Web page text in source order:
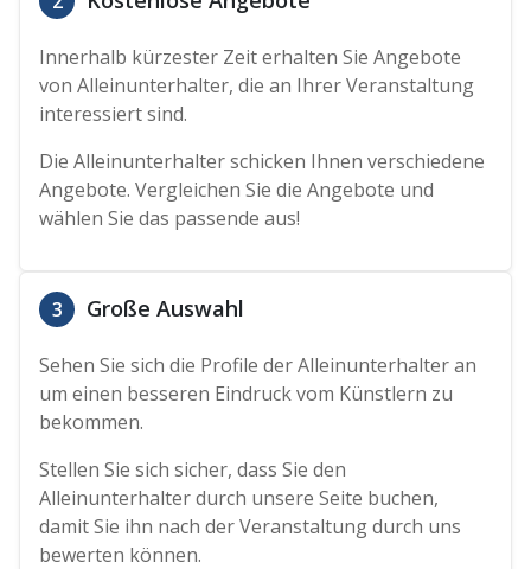
Innerhalb kürzester Zeit erhalten Sie Angebote
von Alleinunterhalter, die an Ihrer Veranstaltung
interessiert sind.
Die Alleinunterhalter schicken Ihnen verschiedene
Angebote. Vergleichen Sie die Angebote und
wählen Sie das passende aus!
3 Große Auswahl
Sehen Sie sich die Profile der Alleinunterhalter an
um einen besseren Eindruck vom Künstlern zu
bekommen.
Stellen Sie sich sicher, dass Sie den
Alleinunterhalter durch unsere Seite buchen,
damit Sie ihn nach der Veranstaltung durch uns
bewerten können.